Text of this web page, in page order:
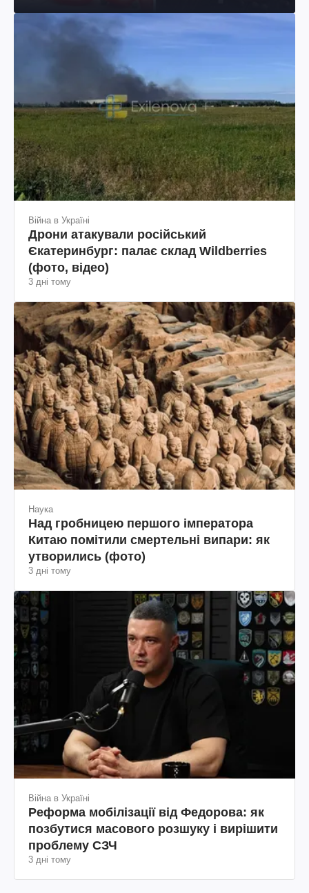
Війна в Україні
Дрони атакували російський
Єкатеринбург: палає склад Wildberries
(фото, відео)
3 дні тому
Наука
Над гробницею першого імператора
Китаю помітили смертельні випари: як
утворились (фото)
3 дні тому
Війна в Україні
Реформа мобілізації від Федорова: як
позбутися масового розшуку і вирішити
проблему СЗЧ
3 дні тому